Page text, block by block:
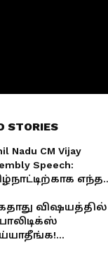
STORIES
Nadu CM Vijay
Speech:
எந்த
அடித்து
முதல்வர் விஜய்.!
விஷயத்தில்